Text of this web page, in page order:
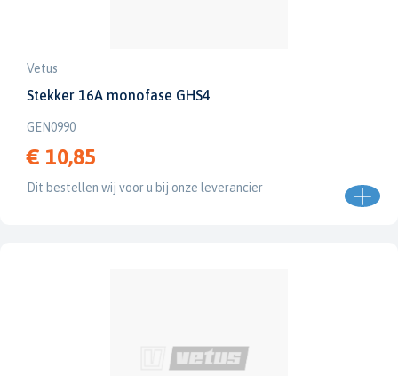
Vetus
Stekker 16A monofase GHS4
GEN0990
€ 10,85
Dit bestellen wij voor u bij onze leverancier